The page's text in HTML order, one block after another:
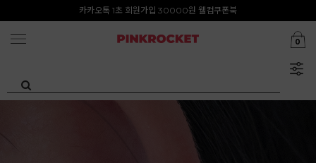
첫구매 특가존 50%
0